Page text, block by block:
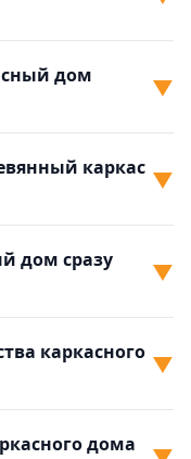
дом
▼
каркас ▼
дом сразу
▼
каркасного ▼
дома